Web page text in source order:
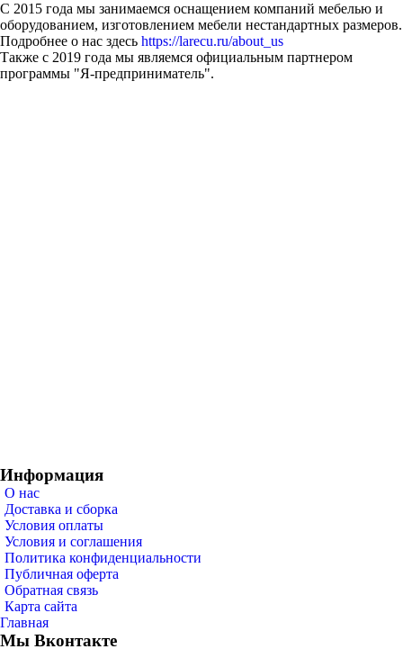
С 2015 года мы занимаемся оснащением компаний мебелью и
оборудованием, изготовлением мебели нестандартных размеров.
Подробнее о нас здесь https://larecu.ru/about_us
Также с 2019 года мы являемся официальным партнером
программы "Я-предприниматель".
Информация
О нас
Доставка и сборка
Условия оплаты
Условия и соглашения
Политика конфиденциальности
Публичная оферта
Обратная связь
Карта сайта
Главная
Мы Вконтакте